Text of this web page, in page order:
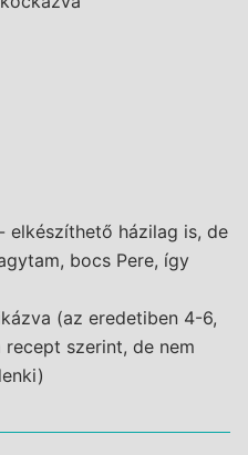
elkészíthető házilag is, de
bocs Pere, így
(az eredetiben 4-6,
szerint, de nem